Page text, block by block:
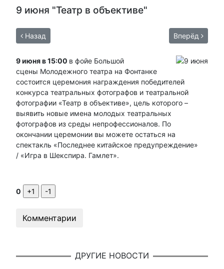
9 июня "Театр в объективе"
Назад Вперёд
9 июня в 15:00 в фойе Большой
сцены Молодежного театра на Фонтанке
состоится церемония награждения победителей
конкурса театральных фотографов и театральной
фотографии «Театр в объективе», цель которого –
выявить новые имена молодых театральных
фотографов из среды непрофессионалов. По
окончании церемонии вы можете остаться на
спектакль «Последнее китайское предупреждение»
/ «Игра в Шекспира. Гамлет».
0
Комментарии
ДРУГИЕ НОВОСТИ